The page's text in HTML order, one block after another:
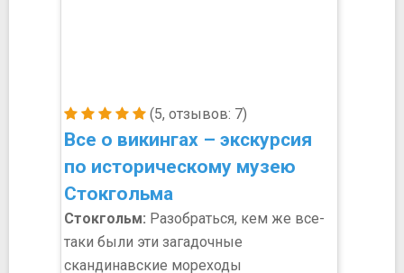
(5, отзывов: 7)
Все о викингах – экскурсия
по историческому музею
Стокгольма
Стокгольм: Разобраться, кем же все-
таки были эти загадочные
скандинавские мореходы